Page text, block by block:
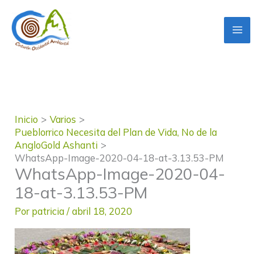
contenido
Inicio
Varios
Pueblorrico Necesita del Plan de Vida, No de la
AngloGold Ashanti
WhatsApp-Image-2020-04-18-at-3.13.53-PM
WhatsApp-Image-2020-04-
18-at-3.13.53-PM
Por patricia/abril 18, 2020